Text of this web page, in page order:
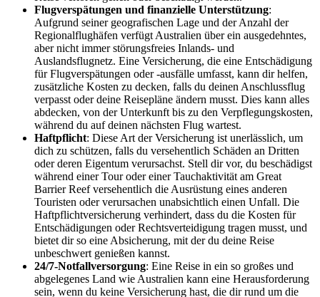
Flugverspätungen und finanzielle Unterstützung:
Aufgrund seiner geografischen Lage und der Anzahl der
Regionalflughäfen verfügt Australien über ein ausgedehntes,
aber nicht immer störungsfreies Inlands- und
Auslandsflugnetz. Eine Versicherung, die eine Entschädigung
für Flugverspätungen oder -ausfälle umfasst, kann dir helfen,
zusätzliche Kosten zu decken, falls du deinen Anschlussflug
verpasst oder deine Reisepläne ändern musst. Dies kann alles
abdecken, von der Unterkunft bis zu den Verpflegungskosten,
während du auf deinen nächsten Flug wartest.
Haftpflicht: Diese Art der Versicherung ist unerlässlich, um
dich zu schützen, falls du versehentlich Schäden an Dritten
oder deren Eigentum verursachst. Stell dir vor, du beschädigst
während einer Tour oder einer Tauchaktivität am Great
Barrier Reef versehentlich die Ausrüstung eines anderen
Touristen oder verursachen unabsichtlich einen Unfall. Die
Haftpflichtversicherung verhindert, dass du die Kosten für
Entschädigungen oder Rechtsverteidigung tragen musst, und
bietet dir so eine Absicherung, mit der du deine Reise
unbeschwert genießen kannst.
24/7-Notfallversorgung: Eine Reise in ein so großes und
abgelegenes Land wie Australien kann eine Herausforderung
sein, wenn du keine Versicherung hast, die dir rund um die